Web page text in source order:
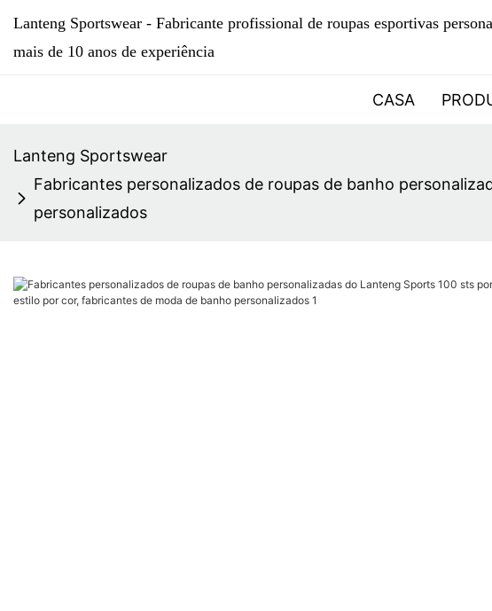
Lanteng Sportswear - Fabricante profissional de roupas esportivas
mais de 10 anos de experiência
CASA
Lanteng Sportswear
Fabricantes personalizados de roupas de banho
personalizados